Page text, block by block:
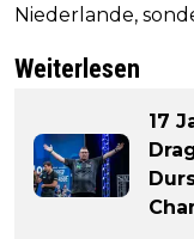
Niederlande,
Weiterlesen
17